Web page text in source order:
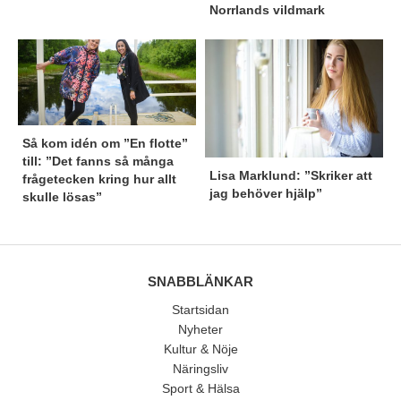
Norrlands vildmark
Så kom idén om ”En flotte”
till: ”Det fanns så många
frågetecken kring hur allt
skulle lösas”
Lisa Marklund: ”Skriker att
jag behöver hjälp”
SNABBLÄNKAR
Startsidan
Nyheter
Kultur & Nöje
Näringsliv
Sport & Hälsa